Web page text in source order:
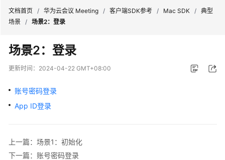
最
新
动
务
产
文档首页 / 华为云会议 Meeting / 客户端SDK参考 / Mac SDK / 典型
场景 / 场景2：登录
场景2：登录
更新时间： 2024-04-22 GMT+08:00
账号密码登录
App ID登录
上一篇：场景1：初始化
下一篇：账号密码登录